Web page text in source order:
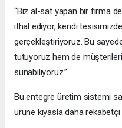
“Biz al-sat yapan bir firma
ithal ediyor, kendi
gerçekleştiriyoruz. Bu
tutuyoruz hem de
sunabiliyoruz.”
Bu entegre üretim sistemi
ürüne kıyasla daha